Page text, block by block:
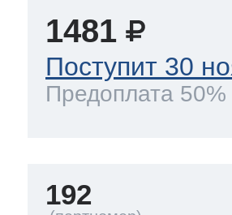
1481
Поступит 30
Предоплата 50%
192